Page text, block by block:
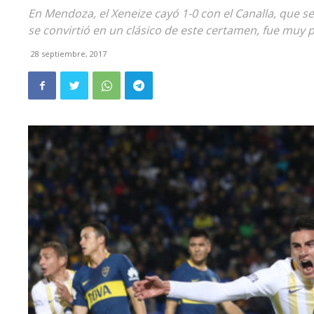
En Mendoza, el Xeneize cayó 1-0 con el Canalla,
se convirtió en un clásico de este certamen, fue muy
28 septiembre, 2017